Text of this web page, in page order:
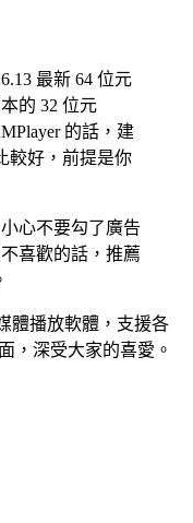
最新 64 位元
的 32 位元
的話，建
較好，前提是你
心不要勾了廣告
喜歡的話，推薦
體播放軟體，支援各
，深受大家的喜愛。